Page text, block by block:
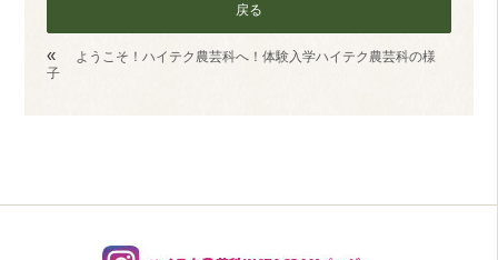
戻る
«
ようこそ！ハイテク農芸科へ！体験入学ハイテク農芸科の様
子